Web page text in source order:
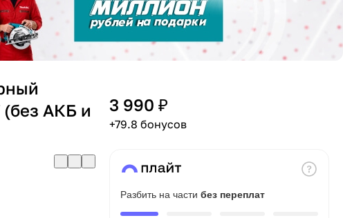
(без АКБ и
3 990 ₽
+79.8 бонусов
Разбить на части без переплат